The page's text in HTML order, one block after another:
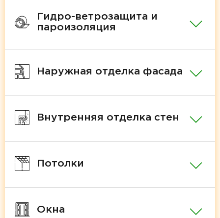
Гидро-ветрозащита и
пароизоляция
Наружная отделка фасада
Внутренняя отделка стен
Потолки
Окна